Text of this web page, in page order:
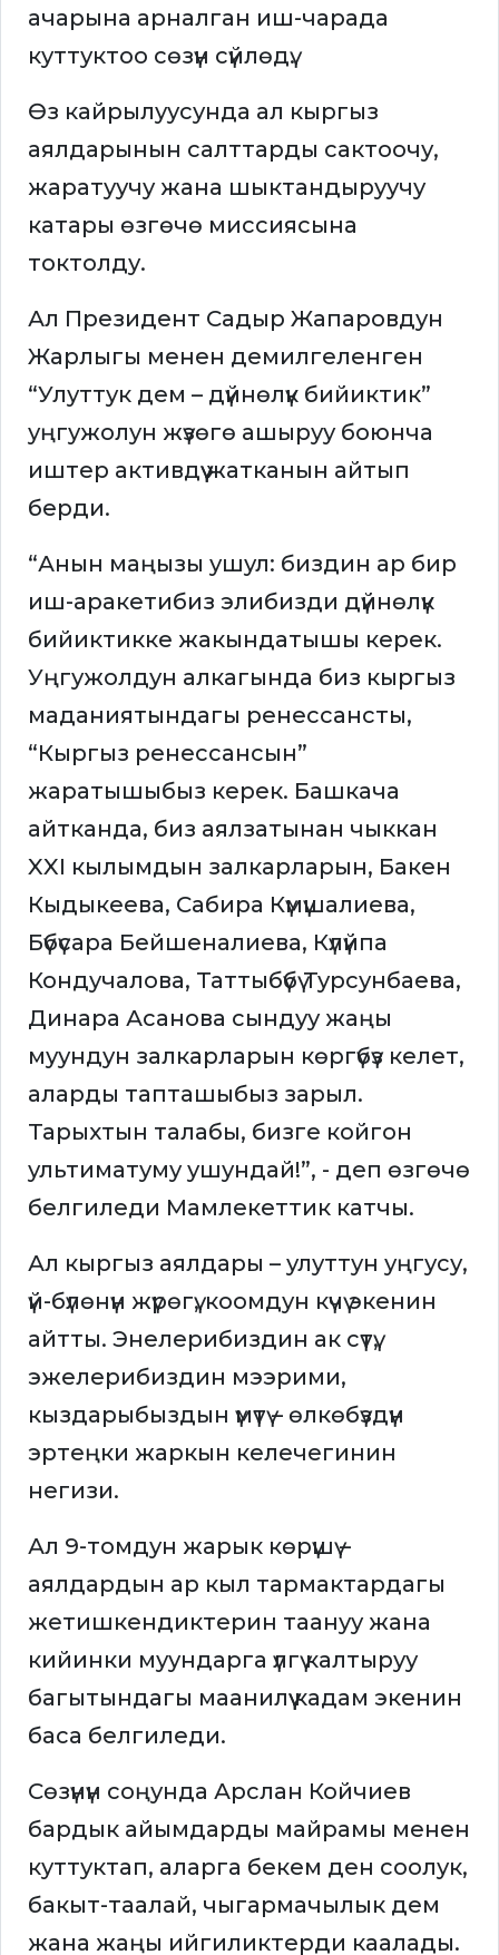
ачарына арналган иш-чарада
куттуктоо сөзүн сүйлөдү.
Өз кайрылуусунда ал кыргыз
аялдарынын салттарды сактоочу,
жаратуучу жана шыктандыруучу
катары өзгөчө миссиясына
токтолду.
Ал Президент Садыр Жапаровдун
Жарлыгы менен демилгеленген
“Улуттук дем – дүйнөлүк бийиктик”
уңгужолун жүзөгө ашыруу боюнча
иштер активдүү жатканын айтып
берди.
“Анын маңызы ушул: биздин ар бир
иш-аракетибиз элибизди дүйнөлүк
бийиктикке жакындатышы керек.
Уңгужолдун алкагында биз кыргыз
маданиятындагы ренессансты,
“Кыргыз ренессансын”
жаратышыбыз керек. Башкача
айтканда, биз аялзатынан чыккан
XXI кылымдын залкарларын, Бакен
Кыдыкеева, Сабира Күмүшалиева,
Бүбүсара Бейшеналиева, Күлүйпа
Кондучалова, Таттыбүбү Турсунбаева,
Динара Асанова сындуу жаңы
муундун залкарларын көргүбүз келет,
аларды тапташыбыз зарыл.
Тарыхтын талабы, бизге койгон
ультиматуму ушундай!”, - деп өзгөчө
белгиледи Мамлекеттик катчы.
Ал кыргыз аялдары – улуттун уңгусу,
үй-бүлөнүн жүрөгү, коомдун күчү экенин
айтты. Энелерибиздин ак сүтү,
эжелерибиздин мээрими,
кыздарыбыздын үмүтү – өлкөбүздүн
эртеңки жаркын келечегинин
негизи.
Ал 9-томдун жарык көрүшү –
аялдардын ар кыл тармактардагы
жетишкендиктерин таануу жана
кийинки муундарга үлгү калтыруу
багытындагы маанилүү кадам экенин
баса белгиледи.
Сөзүнүн соңунда Арслан Койчиев
бардык айымдарды майрамы менен
куттуктап, аларга бекем ден соолук,
бакыт-таалай, чыгармачылык дем
жана жаңы ийгиликтерди каалады.